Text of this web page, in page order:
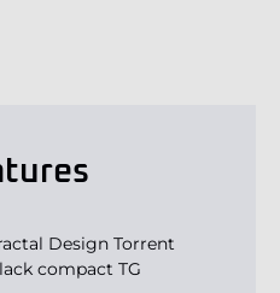
Design Torrent
compact TG